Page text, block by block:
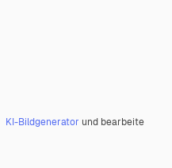
KI-Bildgenerator und bearbeite